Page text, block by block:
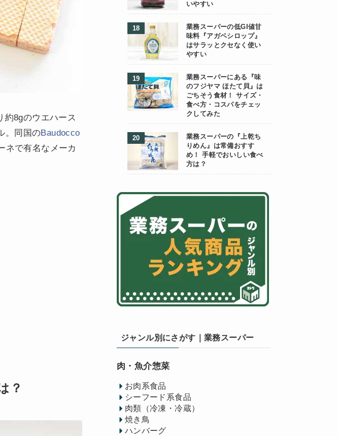
約8gのウエハース
。同国のBaudocco
ネで有名なメーカ
？
いやすい
業務スーパーの低GI値甘
味料『アガベシロップ』
はサラッとクセなく使い
やすい
業務スーパーにある『味
のフジヤマ ほたて貝』は
ごちそう食材！ サイズ・
食べ方・コスパをチェッ
クしてみた
業務スーパーの『上乾ち
りめん』は常備おすす
め！ 手軽でおいしい食べ
方は？
ジャンル別にさがす｜業務スーパー
肉・魚介惣菜
お肉系食品
シーフード系食品
肉類（冷凍・冷蔵）
焼き鳥
ハンバーグ